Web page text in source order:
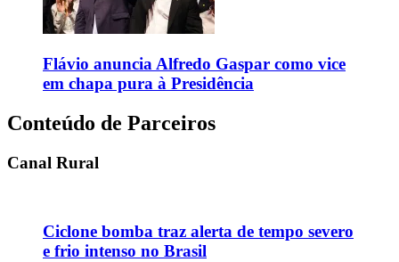
Flávio anuncia Alfredo Gaspar como vice
em chapa pura à Presidência
Conteúdo de Parceiros
Canal Rural
Ciclone bomba traz alerta de tempo severo
e frio intenso no Brasil